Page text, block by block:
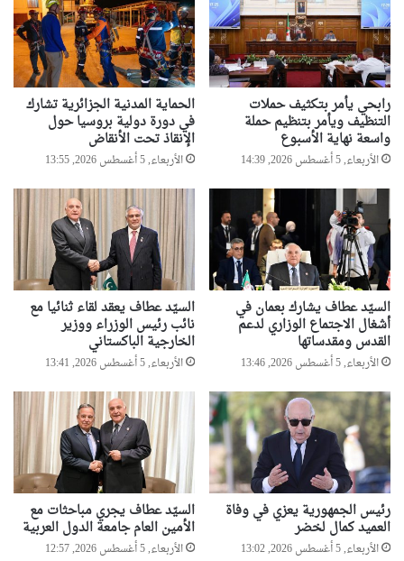
رابحي يأمر بتكثيف حملات
التنظيف ويأمر بتنظيم حملة
واسعة نهاية الأسبوع
الأربعاء, 5 أغسطس 2026, 14:39
الحماية المدنية الجزائرية تشارك
في دورة دولية بروسيا حول
الإنقاذ تحت الأنقاض
الأربعاء, 5 أغسطس 2026, 13:55
السيّد عطاف يشارك بعمان في
أشغال الاجتماع الوزاري لدعم
القدس ومقدساتها
الأربعاء, 5 أغسطس 2026, 13:46
السيّد عطاف يعقد لقاء ثنائيا مع
نائب رئيس الوزراء ووزير
الخارجية الباكستاني
الأربعاء, 5 أغسطس 2026, 13:41
رئيس الجمهورية يعزي في وفاة
العميد كمال لخضر
الأربعاء, 5 أغسطس 2026, 13:02
السيّد عطاف يجري مباحثات مع
الأمين العام جامعة الدول العربية
الأربعاء, 5 أغسطس 2026, 12:57